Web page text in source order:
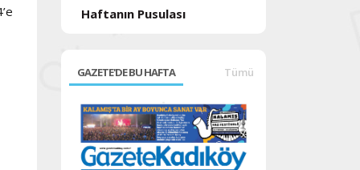
Haftanın Pusulası
GAZETE'DE BU HAFTA Tümü